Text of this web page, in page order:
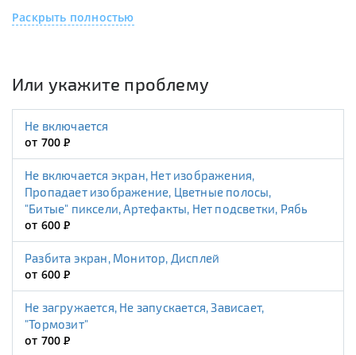
Раскрыть полностью
Или укажите проблему
Не включается
от 700Р
Не включается экран, Нет изображения,
Пропадает изображение, Цветные полосы,
"Битые" пиксели, Артефакты, Нет подсветки, Рябь
от 600Р
Разбита экран, Монитор, Дисплей
от 600Р
Не загружается, Не запускается, Зависает,
"Тормозит"
от 700Р